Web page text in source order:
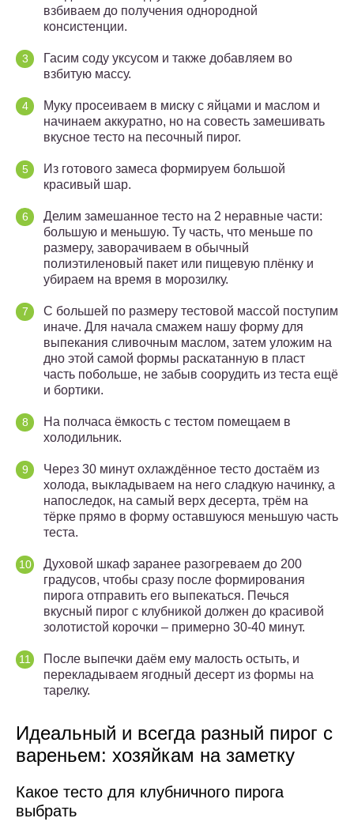
взбиваем до получения однородной
консистенции.
Гасим соду уксусом и также добавляем во
взбитую массу.
Муку просеиваем в миску с яйцами и маслом и
начинаем аккуратно, но на совесть замешивать
вкусное тесто на песочный пирог.
Из готового замеса формируем большой
красивый шар.
Делим замешанное тесто на 2 неравные части:
большую и меньшую. Ту часть, что меньше по
размеру, заворачиваем в обычный
полиэтиленовый пакет или пищевую плёнку и
убираем на время в морозилку.
С большей по размеру тестовой массой поступим
иначе. Для начала смажем нашу форму для
выпекания сливочным маслом, затем уложим на
дно этой самой формы раскатанную в пласт
часть побольше, не забыв соорудить из теста ещё
и бортики.
На полчаса ёмкость с тестом помещаем в
холодильник.
Через 30 минут охлаждённое тесто достаём из
холода, выкладываем на него сладкую начинку, а
напоследок, на самый верх десерта, трём на
тёрке прямо в форму оставшуюся меньшую часть
теста.
Духовой шкаф заранее разогреваем до 200
градусов, чтобы сразу после формирования
пирога отправить его выпекаться. Печься
вкусный пирог с клубникой должен до красивой
золотистой корочки – примерно 30-40 минут.
После выпечки даём ему малость остыть, и
перекладываем ягодный десерт из формы на
тарелку.
Идеальный и всегда разный пирог с
вареньем: хозяйкам на заметку
Какое тесто для клубничного пирога
выбрать